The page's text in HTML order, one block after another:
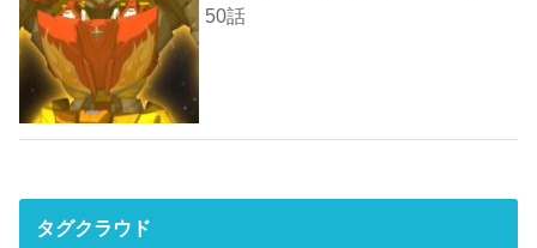
50話
タグクラウド